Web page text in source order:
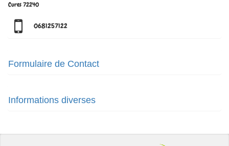
Cures72240
0681257122
Formulaire de Contact
Informations diverses